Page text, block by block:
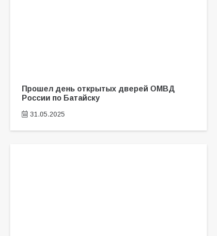
Прошел день открытых дверей ОМВД
России по Батайску
31.05.2025